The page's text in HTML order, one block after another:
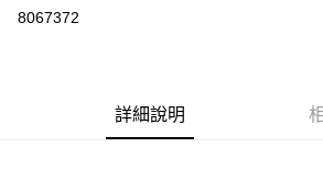
付款後全家取貨
每筆NT$60，滿NT$599(含以上)免運費
8067372
詳細說明